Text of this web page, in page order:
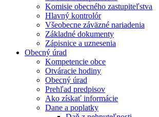
Komisie obecného zastupiteľstva
Hlavný kontrolór
Všeobecne záväzné nariadenia
Základné dokumenty
Zápisnice a uznesenia
Obecný úrad
Kompetencie obce
Otváracie hodiny
Obecný úrad
Prehľad predpisov
Ako získať informácie
Dane a poplatky